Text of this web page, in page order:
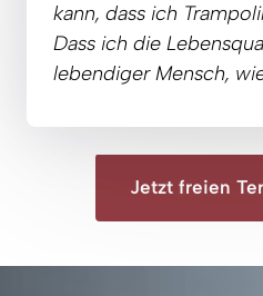
kann, dass ich
Dass ich die
lebendiger Mensch,
Jetzt freien